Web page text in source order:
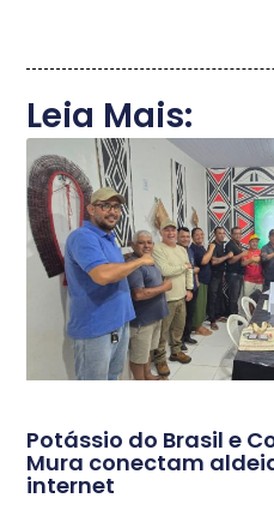
Leia Mais:
Potássio do Brasil e
Mura conectam
internet